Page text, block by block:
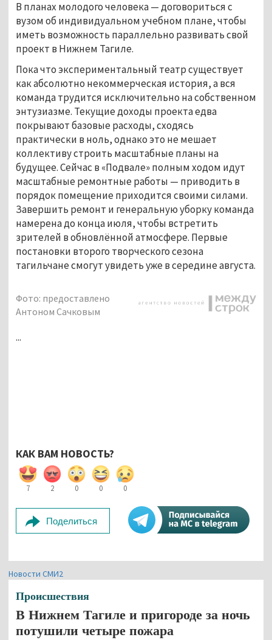
В планах молодого человека — договориться с
вузом об индивидуальном учебном плане, чтобы
иметь возможность параллельно развивать свой
проект в Нижнем Тагиле.
Пока что экспериментальный театр существует
как абсолютно некоммерческая история, а вся
команда трудится исключительно на собственном
энтузиазме. Текущие доходы проекта едва
покрывают базовые расходы, сходясь
практически в ноль, однако это не мешает
коллективу строить масштабные планы на
будущее. Сейчас в «Подвале» полным ходом идут
масштабные ремонтные работы — приводить в
порядок помещение приходится своими силами.
Завершить ремонт и генеральную уборку команда
намерена до конца июля, чтобы встретить
зрителей в обновлённой атмосфере. Первые
постановки второго творческого сезона
тагильчане смогут увидеть уже в середине августа.
Фото: предоставлено
Антоном Сачковым
...
КАК ВАМ НОВОСТЬ?
7 2 0 0 0
Поделиться
Новости СМИ2
Происшествия
В Нижнем Тагиле и пригороде за ночь
потушили четыре пожара